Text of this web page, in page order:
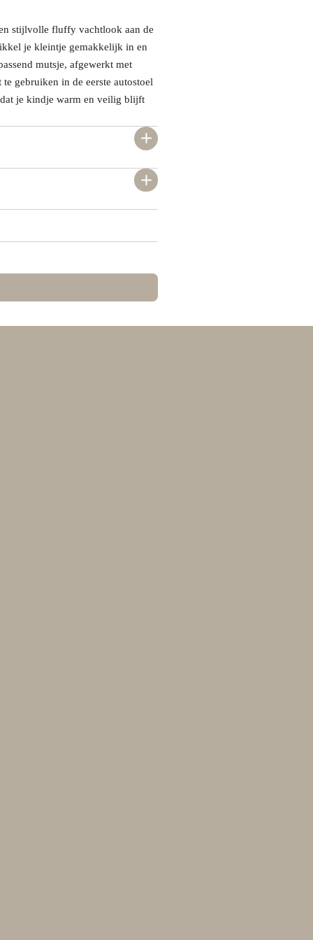
stijlvolle fluffy vachtlook aan de
je kleintje gemakkelijk in en
mutsje, afgewerkt met
gebruiken in de eerste autostoel
je kindje warm en veilig blijft